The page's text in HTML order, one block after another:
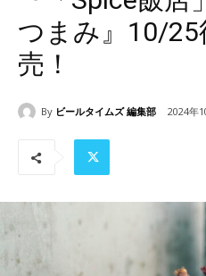
つまみ』10/25
売！
By ビールタイムズ 編集部 2024年